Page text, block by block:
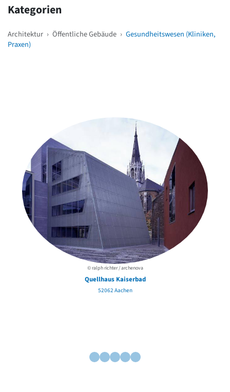
Kategorien
Architektur › Öffentliche Gebäude › Gesundheitswesen (Kliniken,
Praxen)
© ralph richter / archenova
Quellhaus Kaiserbad
52062 Aachen